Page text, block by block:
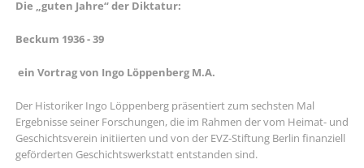
Die „guten Jahre“ der Diktatur:
Beckum 1936 - 39
ein Vortrag von Ingo Löppenberg M.A.
Der Historiker Ingo Löppenberg präsentiert zum sechsten Mal
Ergebnisse seiner Forschungen, die im Rahmen der vom Heimat- und
Geschichtsverein initiierten und von der EVZ-Stiftung Berlin finanziell
geförderten Geschichtswerkstatt entstanden sind.